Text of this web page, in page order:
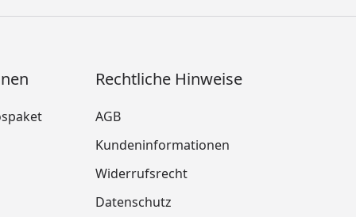
Rechtliche Hinweise
AGB
Kundeninformationen
Widerrufsrecht
Datenschutz